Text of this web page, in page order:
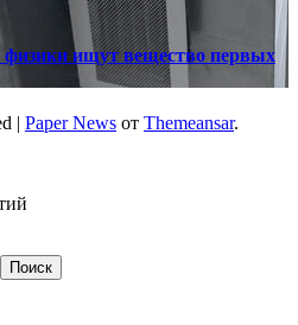
физики ищут вещество первых
| Paper News от Themeansar.